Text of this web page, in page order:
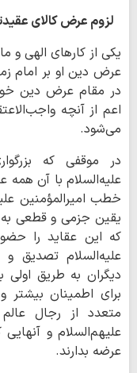
لزوم عرض کالای
یکی از کارهای الهی و
عرض دین او بر امام
در مقام عرض دين
اعم از آنچه واجب
ميشود.
در موقفي كه
عليه‌السلام با آن همه
خطب اميرالمؤمنين
يقين جزمي و قطعي به
كه اين عقايد را
عليه‌السلام تصديق
ديگران به طريق
براي اطمينان
متعدد از رجال
عليهم‌السلام و آنهايي
عرضه بدارند.